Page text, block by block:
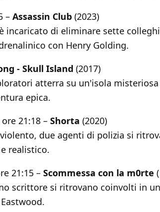
– Assassin Club (2023)
incaricato di eliminare sette
con Henry Golding.
- Skull Island (2017)
atterra su un'isola
epica.
21:18 – Shorta (2020)
due agenti di polizia si
realistico.
21:15 – Scommessa con la m0rte
scrittore si ritrovano coinvolti in